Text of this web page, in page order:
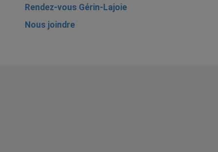
Rendez-vous Gérin-Lajoie
Nous joindre